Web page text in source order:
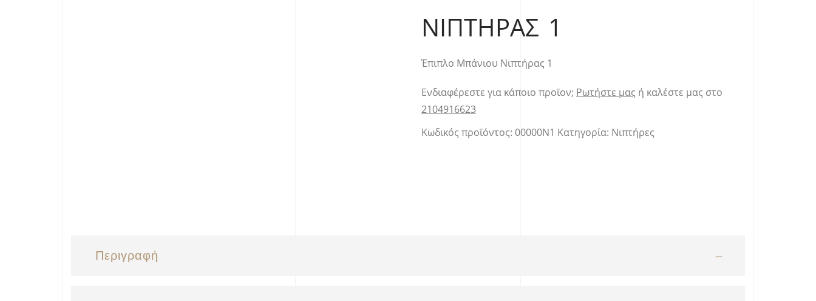
ΝΙΠΤΉΡΑΣ 1
Έπιπλο Μπάνιου Νιπτήρας 1
Ενδιαφέρεστε για κάποιο προϊον; Ρωτήστε μας ή καλέστε μας στο
2104916623
Κωδικός προϊόντος:00000Ν1 Κατηγορία: Νιπτήρες
Περιγραφή